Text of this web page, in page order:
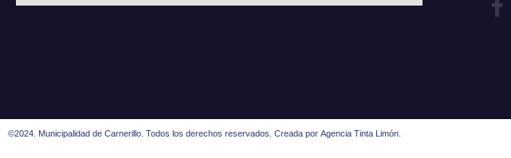
©2024. Municipalidad de Carnerillo. Todos los derechos reservados. Creada por Agencia Tinta Limón.